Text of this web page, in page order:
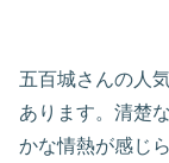
五百城さんの人
あります。清楚
かな情熱が感じ